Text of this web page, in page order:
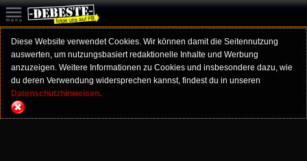
Diese Website verwendet Cookies. Wir können damit die Seitennutzung
auswerten, um nutzungsbasiert redaktionelle Inhalte und Werbung
anzuzeigen. Weitere Informationen zu Cookies und insbesondere dazu, wie
du deren Verwendung widersprechen kannst, findest du in unseren
Datenschutzhinweisen.